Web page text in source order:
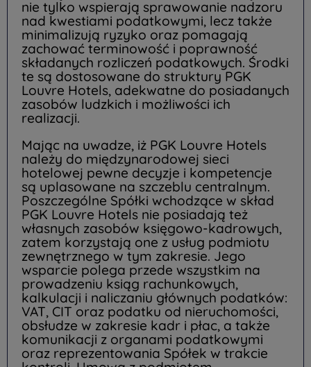
nie tylko wspierają sprawowanie nadzoru
nad kwestiami podatkowymi, lecz także
minimalizują ryzyko oraz pomagają
zachować terminowość i poprawność
składanych rozliczeń podatkowych. Środki
te są dostosowane do struktury PGK
Louvre Hotels, adekwatne do posiadanych
zasobów ludzkich i możliwości ich
realizacji.
Mając na uwadze, iż PGK Louvre Hotels
należy do międzynarodowej sieci
hotelowej pewne decyzje i kompetencje
są uplasowane na szczeblu centralnym.
Poszczególne Spółki wchodzące w skład
PGK Louvre Hotels nie posiadają też
własnych zasobów księgowo-kadrowych,
zatem korzystają one z usług podmiotu
zewnętrznego w tym zakresie. Jego
wsparcie polega przede wszystkim na
prowadzeniu ksiąg rachunkowych,
kalkulacji i naliczaniu głównych podatków:
VAT, CIT oraz podatku od nieruchomości,
obsłudze w zakresie kadr i płac, a także
komunikacji z organami podatkowymi
oraz reprezentowania Spółek w trakcie